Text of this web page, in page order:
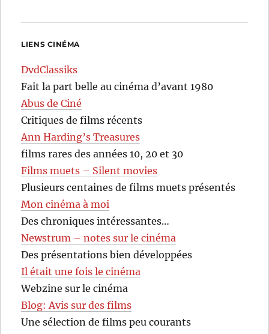
LIENS CINÉMA
DvdClassiks
Fait la part belle au cinéma d’avant 1980
Abus de Ciné
Critiques de films récents
Ann Harding’s Treasures
films rares des années 10, 20 et 30
Films muets – Silent movies
Plusieurs centaines de films muets présentés
Mon cinéma à moi
Des chroniques intéressantes…
Newstrum – notes sur le cinéma
Des présentations bien développées
Il était une fois le cinéma
Webzine sur le cinéma
Blog: Avis sur des films
Une sélection de films peu courants